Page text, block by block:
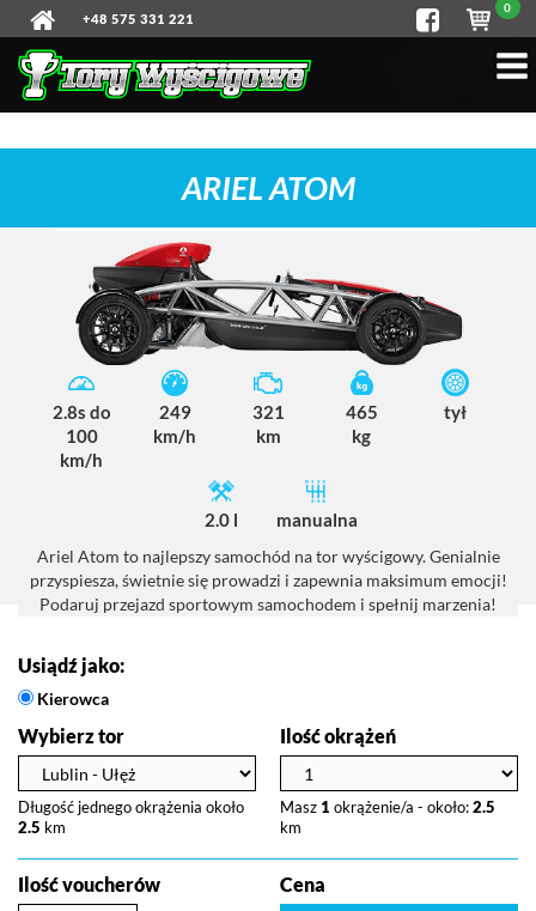
+48 575 331 221
0
ARIEL ATOM
2.8s do
100
km/h
249
km/h
321
km
465
kg
tył
2.0 l
manualna
Ariel Atom to najlepszy samochód na tor wyścigowy. Genialnie
przyspiesza, świetnie się prowadzi i zapewnia maksimum emocji!
Podaruj przejazd sportowym samochodem i spełnij marzenia!
Usiądź jako:
Kierowca
Wybierz tor
Długość jednego okrążenia około
2.5 km
Ilość okrążeń
Masz 1 okrążenie/a - około: 2.5
km
Ilość voucherów Cena